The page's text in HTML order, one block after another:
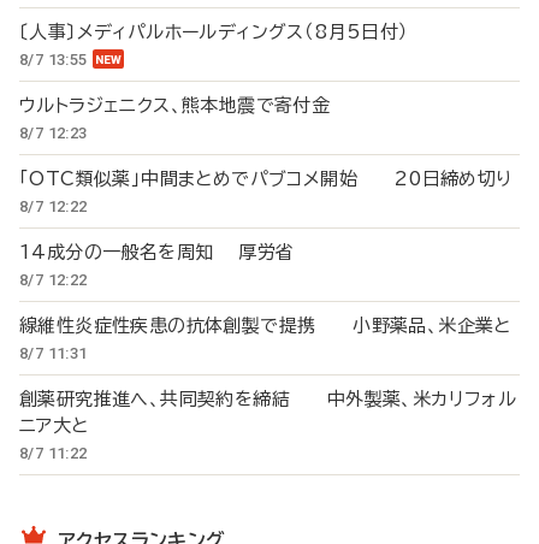
〔人事〕メディパルホールディングス（8月5日付）
8/7 13:55
ウルトラジェニクス、熊本地震で寄付金
8/7 12:23
「OTC類似薬」中間まとめでパブコメ開始 20日締め切り
8/7 12:22
14成分の一般名を周知 厚労省
8/7 12:22
線維性炎症性疾患の抗体創製で提携 小野薬品、米企業と
8/7 11:31
創薬研究推進へ、共同契約を締結 中外製薬、米カリフォル
ニア大と
8/7 11:22